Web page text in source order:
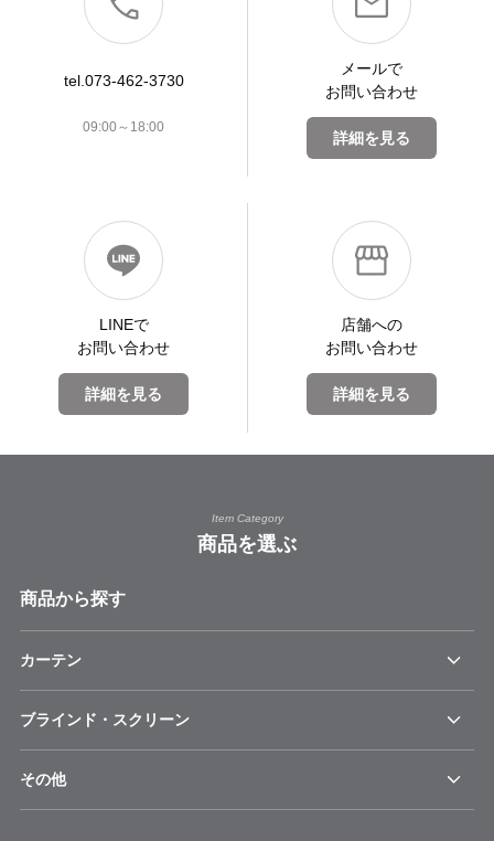
tel.073-462-3730
09:00～18:00
メールで
お問い合わせ
詳細を見る
LINEで
お問い合わせ
詳細を見る
店舗への
お問い合わせ
詳細を見る
Item Category
商品を選ぶ
商品から探す
カーテン
ブラインド・スクリーン
その他